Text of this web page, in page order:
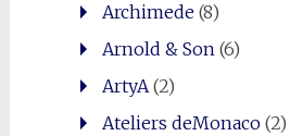
Archimede(8)
Arnold & Son(6)
ArtyA(2)
Ateliers deMonaco(2)